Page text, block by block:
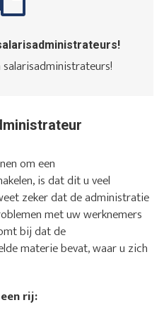
om een
is dat dit u veel
zeker dat de administratie
met uw werknemers
bij dat de
materie bevat, waar u zich
rij: